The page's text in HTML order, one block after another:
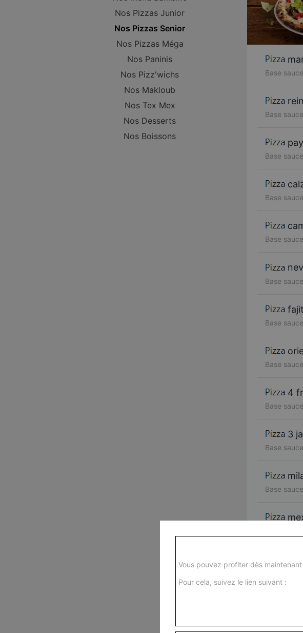
Nos Pizzas Junior
Nos Pizzas Senior
Nos Pizzas Méga
Nos Paninis
Nos Pizz'wichs
Nos Makloub
Nos Tex Mex
Nos Desserts
Nos Boissons
Base
Base
Base
Base
Base
Base
Base
Base
4
Base
3
Base
Base
Base
Vous pouvez profiter dès
Pour cela, suivez le lien suivant :